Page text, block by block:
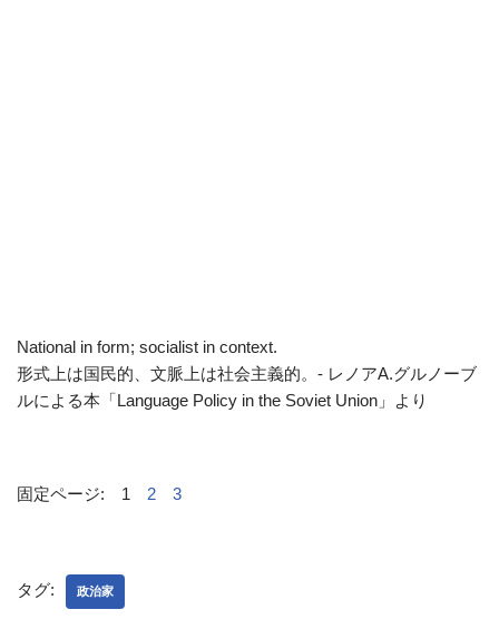
National in form; socialist in context.
形式上は国民的、文脈上は社会主義的。- レノアA.グルノーブ
ルによる本「Language Policy in the Soviet Union」より
固定ページ: 1 2 3
タグ: 政治家